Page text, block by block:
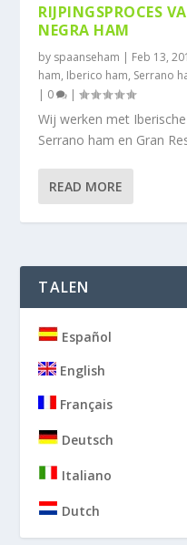
RIJPINGSPROCES
NEGRA HAM
by spaanseham | Feb 13,
ham, Iberico ham, Serrano
| 0 |
Wij werken met
Serrano ham en Gran
READ MORE
TALEN
Español
English
Français
Deutsch
Italiano
Dutch